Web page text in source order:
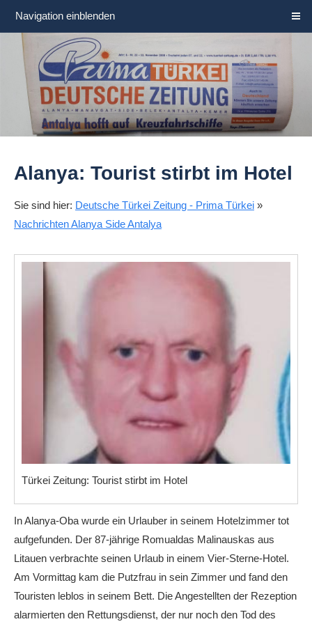
Navigation einblenden
Alanya: Tourist stirbt im Hotel
Sie sind hier: Deutsche Türkei Zeitung - Prima Türkei »
Nachrichten Alanya Side Antalya
Türkei Zeitung: Tourist stirbt im Hotel
In Alanya-Oba wurde ein Urlauber in seinem Hotelzimmer tot
aufgefunden. Der 87-jährige Romualdas Malinauskas aus
Litauen verbrachte seinen Urlaub in einem Vier-Sterne-Hotel.
Am Vormittag kam die Putzfrau in sein Zimmer und fand den
Touristen leblos in seinem Bett. Die Angestellten der Rezeption
alarmierten den Rettungsdienst, der nur noch den Tod des